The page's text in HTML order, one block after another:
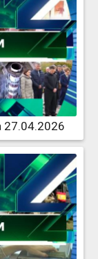
27.04.2026